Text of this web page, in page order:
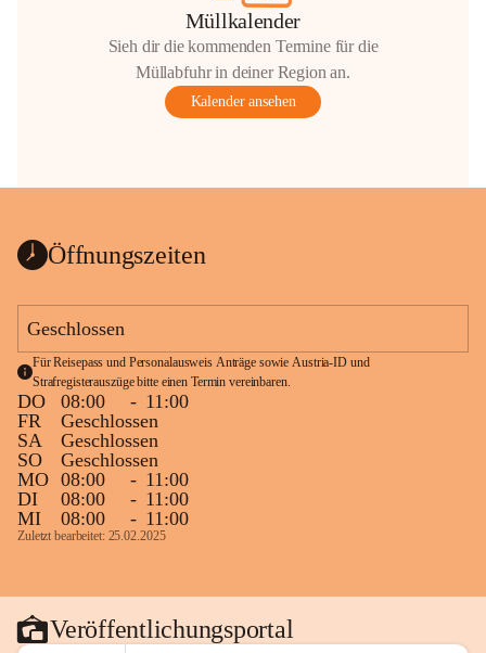
Müllkalender
Sieh dir die kommenden Termine für die
Müllabfuhr in deiner Region an.
Kalender ansehen
Öffnungszeiten
Geschlossen
Für Reisepass und Personalausweis Anträge sowie Austria-ID und
Strafregisterauszüge bitte einen Termin vereinbaren.
DO 08:00 - 11:00
FR
Geschlossen
SA
Geschlossen
SO
Geschlossen
MO 08:00 - 11:00
DI
08:00 - 11:00
MI
08:00 - 11:00
Zuletzt bearbeitet: 25.02.2025
Veröffentlichungsportal